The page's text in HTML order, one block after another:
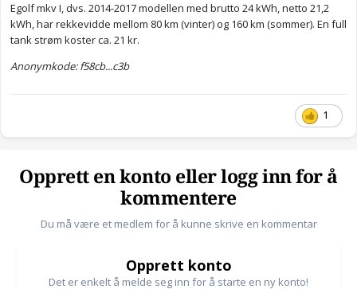
Egolf mkv I, dvs. 2014-2017 modellen med brutto 24 kWh, netto 21,2
kWh, har rekkevidde mellom 80 km (vinter) og 160 km (sommer). En full
tank strøm koster ca. 21 kr.
Anonymkode: f58cb...c3b
1
Opprett en konto eller logg inn for å
kommentere
Du må være et medlem for å kunne skrive en kommentar
Opprett konto
Det er enkelt å melde seg inn for å starte en ny konto!